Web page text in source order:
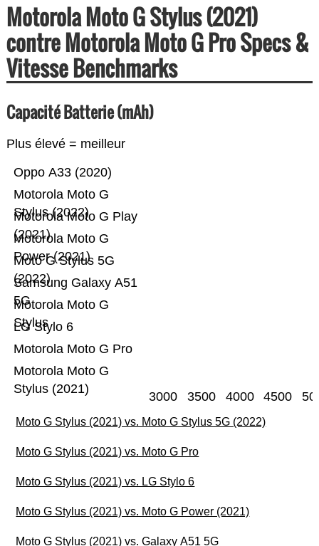
Motorola Moto G Stylus (2021)
contre Motorola Moto G Pro Specs &
Vitesse Benchmarks
Capacité Batterie (mAh)
Plus élevé = meilleur
Motorola Moto G
Stylus (2021)
Motorola Moto G Pro
LG Stylo 6
Motorola Moto G
Stylus
Samsung Galaxy A51
5G
Moto G Stylus 5G
(2022)
Motorola Moto G
Power (2021)
Motorola Moto G Play
(2021)
Motorola Moto G
Stylus (2022)
Oppo A33 (2020)
3000 3500 4000 4500
Moto G Stylus (2021) vs. Moto G Stylus 5G (2022)
Moto G Stylus (2021) vs. Moto G Pro
Moto G Stylus (2021) vs. LG Stylo 6
Moto G Stylus (2021) vs. Moto G Power (2021)
Moto G Stylus (2021) vs. Galaxy A51 5G